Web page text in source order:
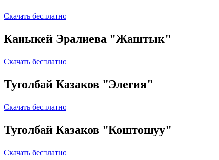
Скачать бесплатно
Каныкей Эралиева "Жаштык"
Скачать бесплатно
Туголбай Казаков "Элегия"
Скачать бесплатно
Туголбай Казаков "Коштошуу"
Скачать бесплатно